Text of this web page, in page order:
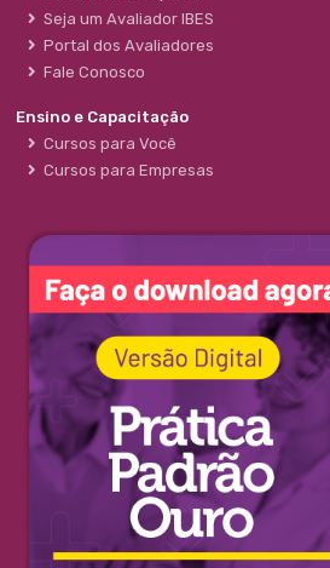
Seja um Avaliador IBES
Portal dos Avaliadores
Fale Conosco
Ensino e Capacitação
Cursos para Você
Cursos para Empresas